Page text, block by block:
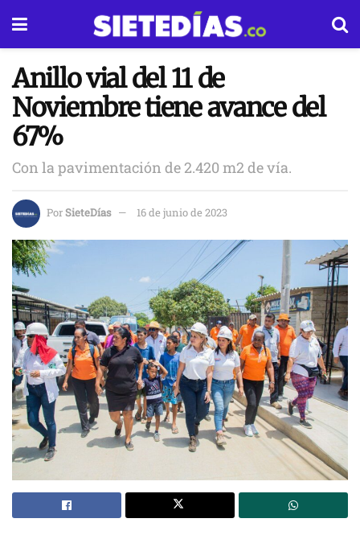
Anillo vial del 11 de
Noviembre tiene avance del
67%
Con la pavimentación de 2.420 m2 de vía.
PorSieteDías 16 de junio de 2023